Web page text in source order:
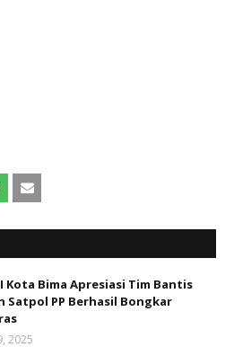
Kota Bima Apresiasi Tim Bantis
Satpol PP Berhasil Bongkar
2025